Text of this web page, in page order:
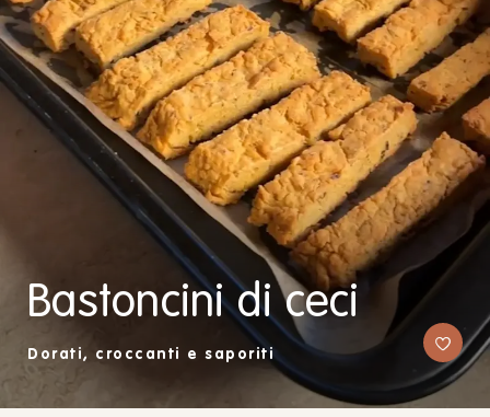
Bastoncini di ceci
Dorati, croccanti e saporiti